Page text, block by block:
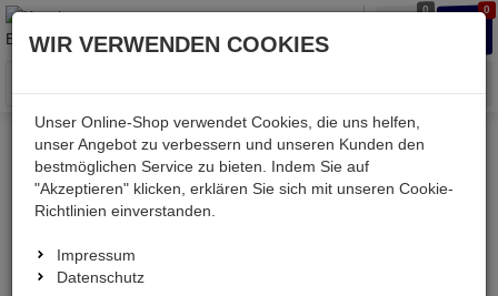
0 0
Menü
Weiter einkaufen Kessler electronic
Werkstatt
WIHA7015TR-T27
WIR VERWENDEN COOKIES
Unser Online-Shop verwendet Cookies, die uns helfen,
unser Angebot zu verbessern und unseren Kunden den
bestmöglichen Service zu bieten. Indem Sie auf
"Akzeptieren" klicken, erklären Sie sich mit unseren Cookie-
Richtlinien einverstanden.
Impressum
Datenschutz